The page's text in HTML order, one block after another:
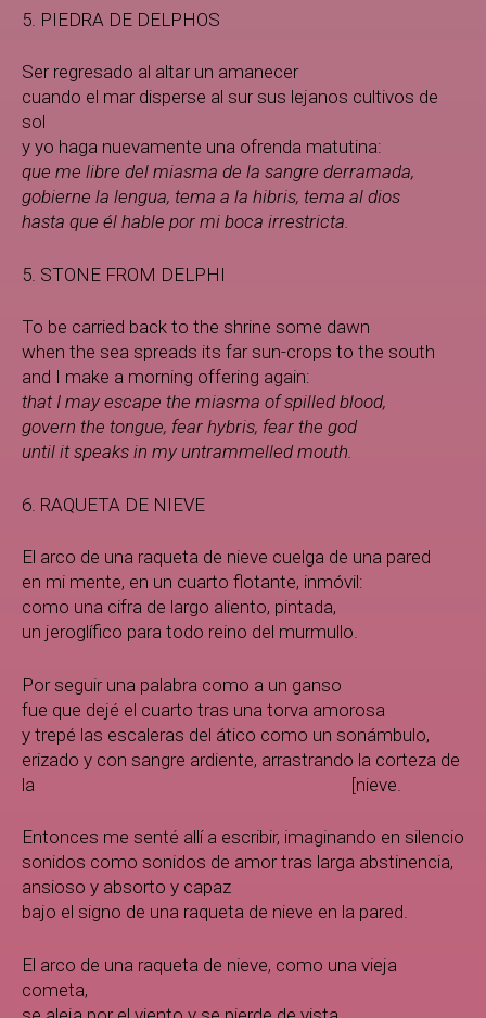
5. PIEDRA DE DELPHOS
Ser regresado al altar un amanecer
cuando el mar disperse al sur sus lejanos cultivos de
sol
y yo haga nuevamente una ofrenda matutina:
que me libre del miasma de la sangre derramada,
gobierne la lengua, tema a la hibris, tema al dios
hasta que él hable por mi boca irrestricta.
5. STONE FROM DELPHI
To be carried back to the shrine some dawn
when the sea spreads its far sun-crops to the south
and I make a morning offering again:
that I may escape the miasma of spilled blood,
govern the tongue, fear hybris, fear the god
until it speaks in my untrammelled mouth.
6. RAQUETA DE NIEVE
El arco de una raqueta de nieve cuelga de una pared
en mi mente, en un cuarto flotante, inmóvil:
como una cifra de largo aliento, pintada,
un jeroglífico para todo reino del murmullo.
Por seguir una palabra como a un ganso
fue que dejé el cuarto tras una torva amorosa
y trepé las escaleras del ático como un sonámbulo,
erizado y con sangre ardiente, arrastrando la corteza de
la [nieve.
Entonces me senté allí a escribir, imaginando en silencio
sonidos como sonidos de amor tras larga abstinencia,
ansioso y absorto y capaz
bajo el signo de una raqueta de nieve en la pared.
El arco de una raqueta de nieve, como una vieja
cometa,